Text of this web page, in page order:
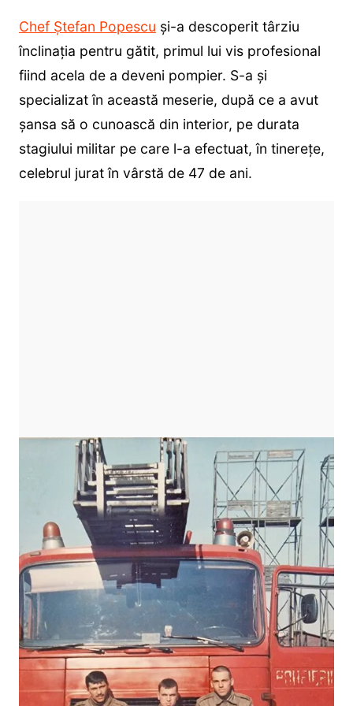
Chef Ștefan Popescu și-a descoperit târziu
înclinația pentru gătit, primul lui vis profesional
fiind acela de a deveni pompier. S-a și
specializat în această meserie, după ce a avut
șansa să o cunoască din interior, pe durata
stagiului militar pe care l-a efectuat, în tinerețe,
celebrul jurat în vârstă de 47 de ani.